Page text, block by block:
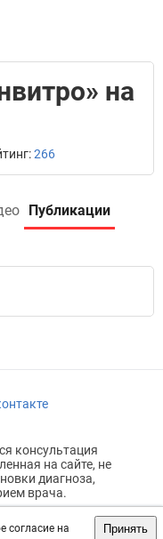
согласие на
Принять
на
266
Публикации
консультация
на сайте, не
диагноза,
врача.